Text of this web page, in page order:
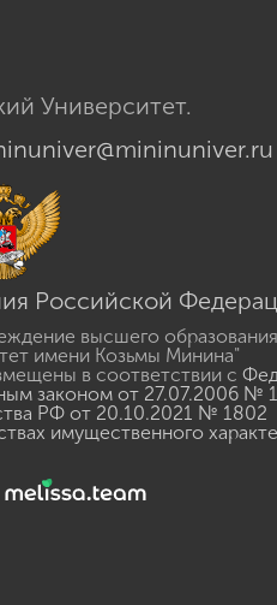
Университет.
Российской
высшего
имени Козьмы Минина"
в соответствии с
законом от 27.07.2006 №
РФ от 20.10.2021 № 1802
имущественного